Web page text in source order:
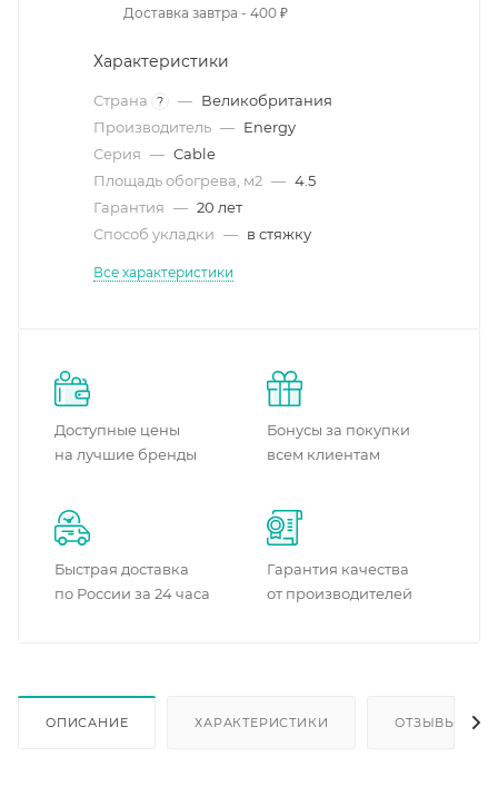
Доставка завтра - 400 ₽
Характеристики
Страна ? — Великобритания
Производитель — Energy
Серия — Cable
Площадь обогрева, м2 — 4.5
Гарантия — 20 лет
Способ укладки — в стяжку
Все характеристики
Доступные цены
на лучшие бренды
Бонусы за покупки
всем клиентам
Быстрая доставка
по России за 24 часа
Гарантия качества
от производителей
ОПИСАНИЕ ХАРАКТЕРИСТИКИ ОТЗЫВЫ